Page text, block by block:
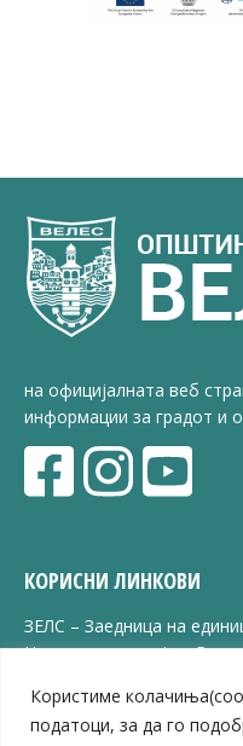
Користиме
податоци, за да го
на официјалната веб
информации за градот и
КОРИСНИ ЛИНКОВИ
ЗЕЛС – Заедница на
Центар за развој на
ЈПССО „Парк – спорт и
ЛБ „Гоце Делчев“